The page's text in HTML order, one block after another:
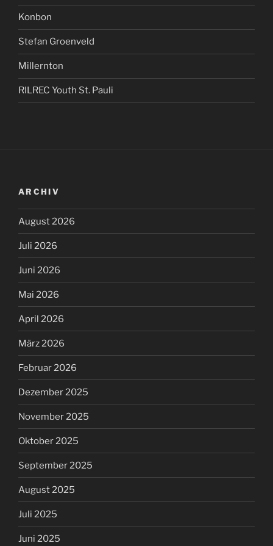
Konbon
Stefan Groenveld
Millernton
RILREC Youth St. Pauli
ARCHIV
August 2026
Juli 2026
Juni 2026
Mai 2026
April 2026
März 2026
Februar 2026
Dezember 2025
November 2025
Oktober 2025
September 2025
August 2025
Juli 2025
Juni 2025